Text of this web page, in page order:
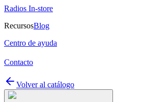
Radios In-store
RecursosBlog
Centro de ayuda
Contacto
Volver al catálogo